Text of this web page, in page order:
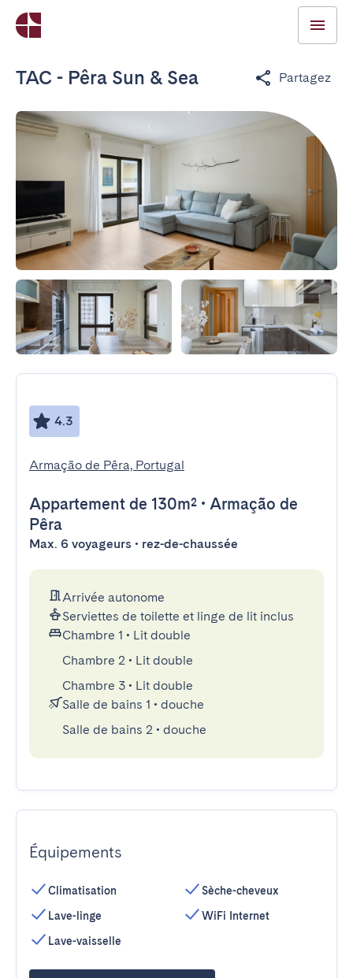
TAC - Pêra Sun & Sea Partagez
4.3
Armação de Pêra, Portugal
Appartement de 130m² • Armação de
Pêra
Max. 6 voyageurs • rez-de-chaussée
Arrivée autonome
Serviettes de toilette et linge de lit inclus
Chambre 1 • Lit double
Chambre 2 • Lit double
Chambre 3 • Lit double
Salle de bains 1 • douche
Salle de bains 2 • douche
Équipements
Climatisation
Lave-linge
Lave-vaisselle
Sèche-cheveux
WiFi Internet